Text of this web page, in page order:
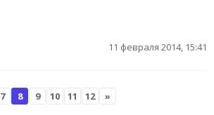
11 февраля 2014, 15:41
7 8 9 10 11 12 »